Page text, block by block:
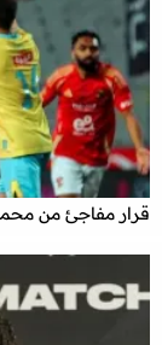
قرار مفاجئ من